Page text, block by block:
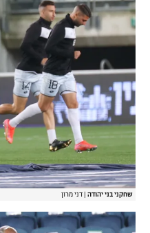
שחקני בני יהודה דני מרון